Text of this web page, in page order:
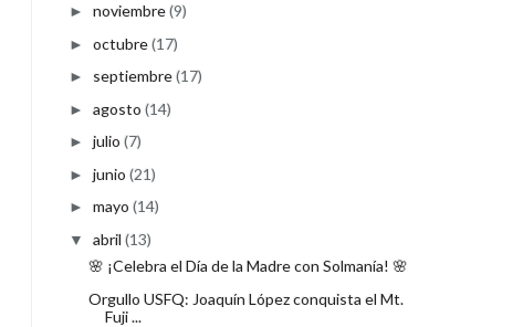
► noviembre(9)
► octubre(17)
► septiembre(17)
► agosto (14)
► julio (7)
► junio (21)
► mayo (14)
▼ abril (13)
🌸 ¡Celebra el Día de la Madre con Solmanía! 🌸
Orgullo USFQ: Joaquín López conquista el Mt.
Fuji ...